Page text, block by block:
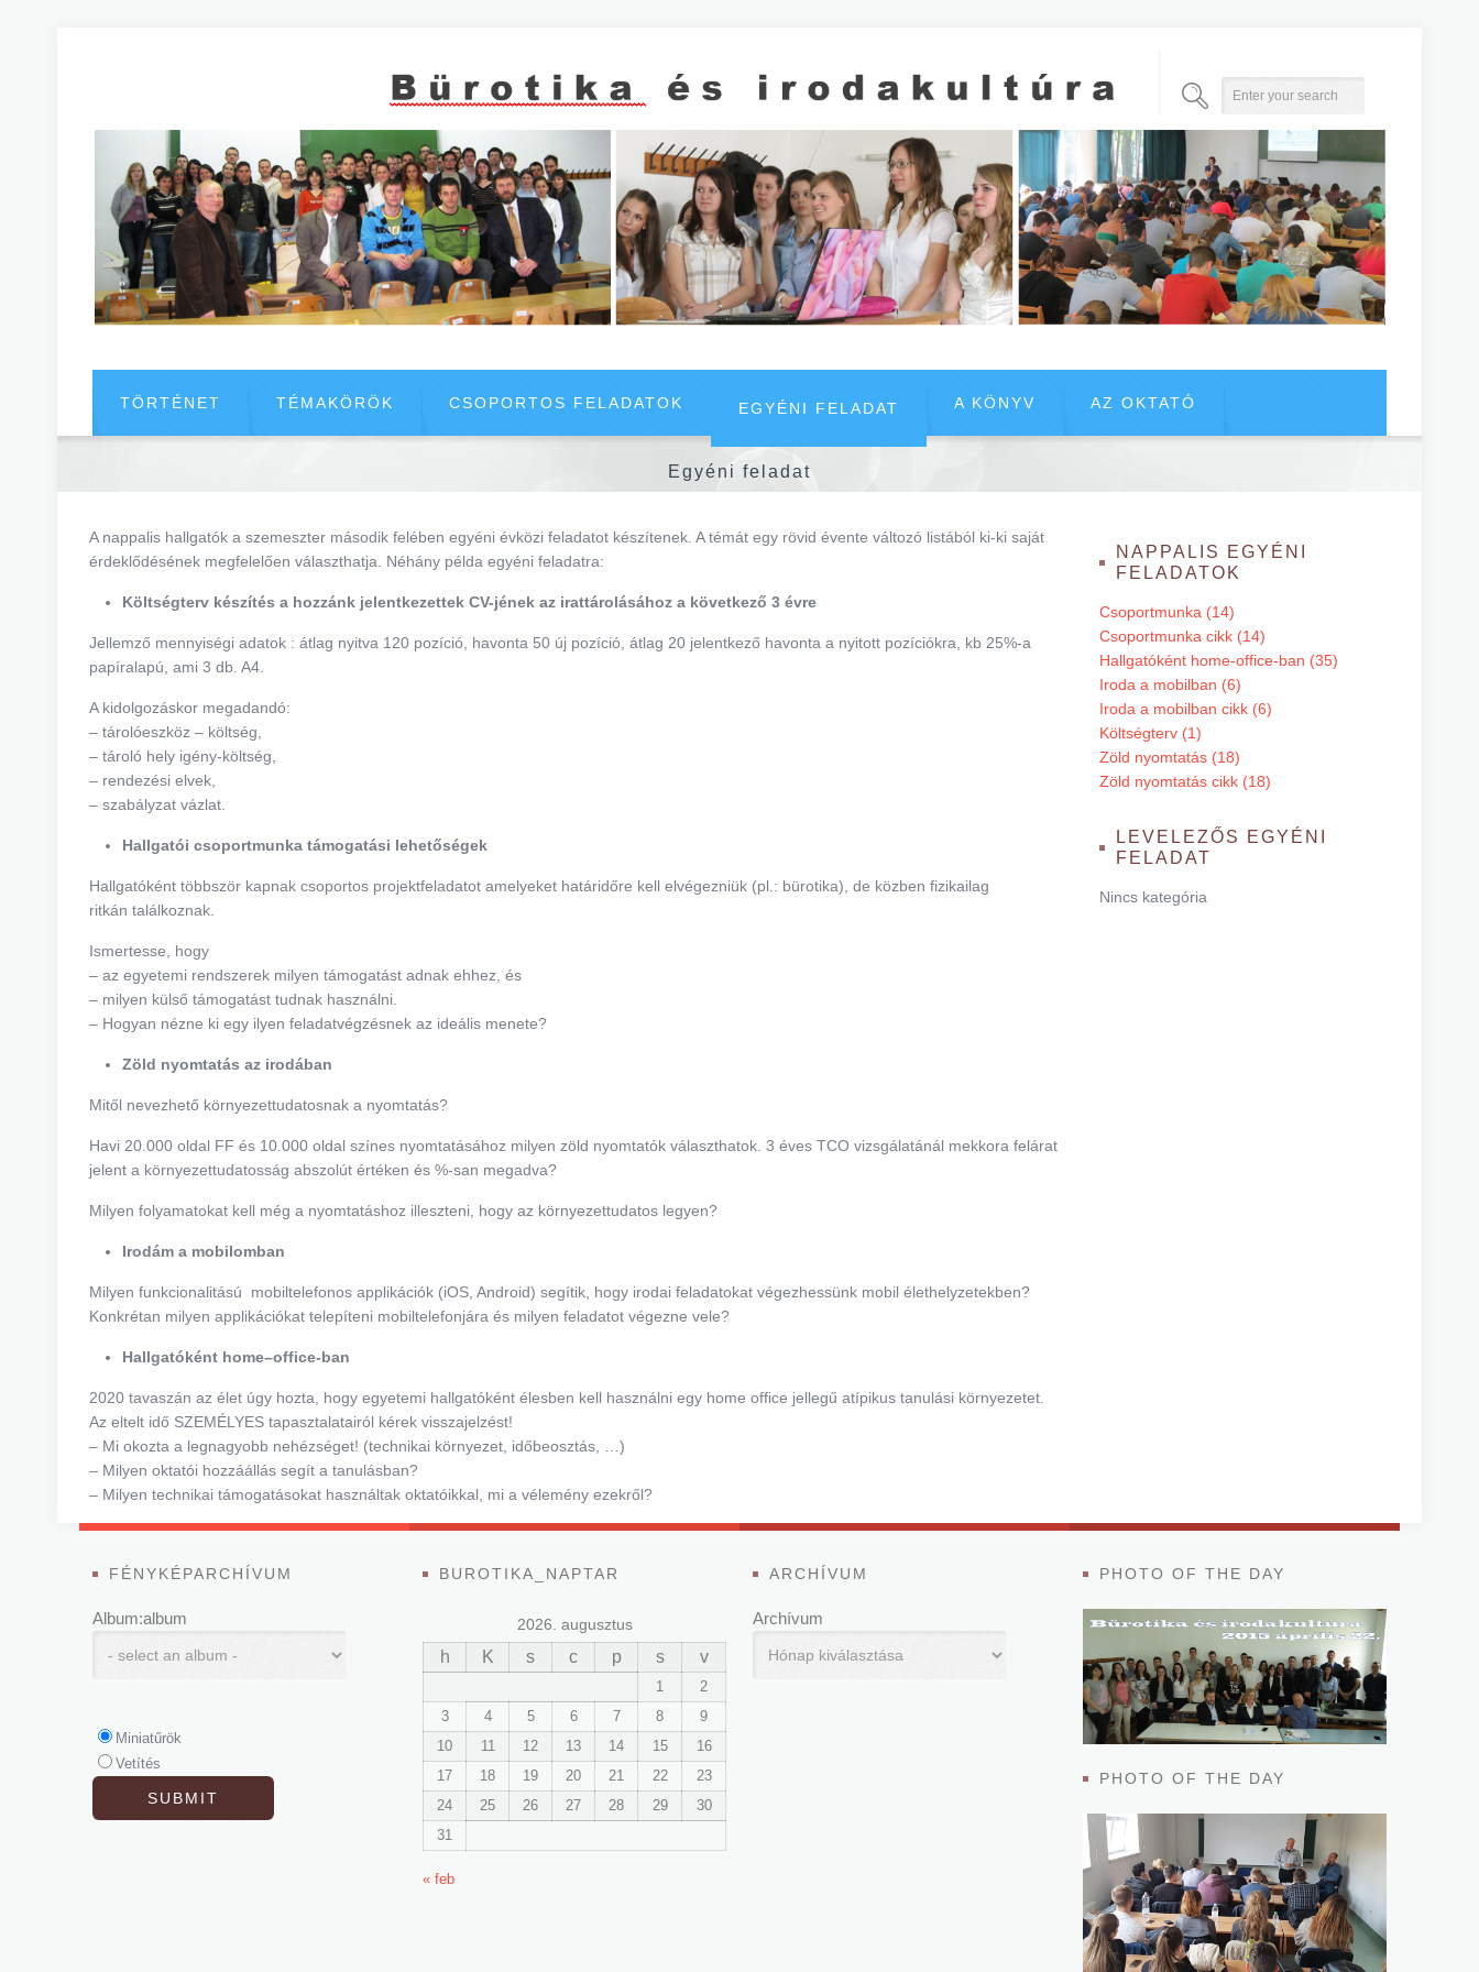
TÖRTÉNET TÉMAKÖRÖK CSOPORTOS FELADATOK EGYÉNI FELADAT A KÖNYV AZ OKTATÓ
Egyéni feladat
A nappalis hallgatók a szemeszter második felében egyéni évközi feladatot készítenek. A témát egy rövid évente változó listából ki-ki saját
érdeklődésének megfelelően választhatja. Néhány példa egyéni feladatra:
Költségterv készítés a hozzánk jelentkezettek CV-jének az irattárolásához a következő 3 évre
Jellemző mennyiségi adatok : átlag nyitva 120 pozíció, havonta 50 új pozíció, átlag 20 jelentkező havonta a nyitott pozíciókra, kb 25%-a
papíralapú, ami 3 db. A4.
A kidolgozáskor megadandó:
– tárolóeszköz – költség,
– tároló hely igény-költség,
– rendezési elvek,
– szabályzat vázlat.
Hallgatói csoportmunka támogatási lehetőségek
Hallgatóként többször kapnak csoportos projektfeladatot amelyeket határidőre kell elvégezniük (pl.: bürotika), de közben fizikailag
ritkán találkoznak.
Ismertesse, hogy
– az egyetemi rendszerek milyen támogatást adnak ehhez, és
– milyen külső támogatást tudnak használni.
– Hogyan nézne ki egy ilyen feladatvégzésnek az ideális menete?
Zöld nyomtatás az irodában
Mitől nevezhető környezettudatosnak a nyomtatás?
Havi 20.000 oldal FF és 10.000 oldal színes nyomtatásához milyen zöld nyomtatók választhatok. 3 éves TCO vizsgálatánál mekkora felárat
jelent a környezettudatosság abszolút értéken és %-san megadva?
Milyen folyamatokat kell még a nyomtatáshoz illeszteni, hogy az környezettudatos legyen?
Irodám a mobilomban
Milyen funkcionalitású mobiltelefonos applikációk (iOS, Android) segítik, hogy irodai feladatokat végezhessünk mobil élethelyzetekben?
Konkrétan milyen applikációkat telepíteni mobiltelefonjára és milyen feladatot végezne vele?
Hallgatóként home–office-ban
2020 tavaszán az élet úgy hozta, hogy egyetemi hallgatóként élesben kell használni egy home office jellegű atípikus tanulási környezetet.
Az eltelt idő SZEMÉLYES tapasztalatairól kérek visszajelzést!
– Mi okozta a legnagyobb nehézséget! (technikai környezet, időbeosztás, …)
– Milyen oktatói hozzáállás segít a tanulásban?
– Milyen technikai támogatásokat használtak oktatóikkal, mi a vélemény ezekről?
NAPPALIS EGYÉNI
FELADATOK
Csoportmunka (14)
Csoportmunka cikk (14)
Hallgatóként home-office-ban (35)
Iroda a mobilban (6)
Iroda a mobilban cikk (6)
Költségterv (1)
Zöld nyomtatás (18)
Zöld nyomtatás cikk (18)
LEVELEZŐS EGYÉNI
FELADAT
Nincs kategória
FÉNYKÉPARCHÍVUM
Album:album
Miniatűrök
Vetítés
BUROTIKA_NAPTAR
2026. augusztus
h K s c p s v
1
2
3
4 5 6 7 8
9
10
11 12 13 14 15
16
17
18 19 20 21 22
23
24
25 26 27 28 29
30
31
« feb
ARCHÍVUM
Archívum
PHOTO OF THE DAY
PHOTO OF THE DAY